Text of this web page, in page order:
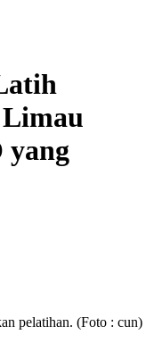
yang
pelatihan. (Foto : cun)